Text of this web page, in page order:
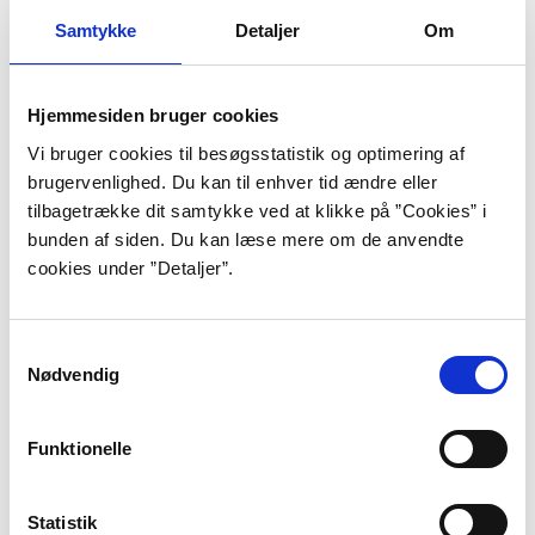
Samtykke Detaljer Om
Hjemmesiden bruger cookies
Vi bruger cookies til besøgsstatistik og optimering af
brugervenlighed. Du kan til enhver tid ændre eller
tilbagetrække dit samtykke ved at klikke på ”Cookies” i
bunden af siden. Du kan læse mere om de anvendte
cookies under ”Detaljer”.
Nødvendig
Funktionelle
Statistik
der ligger ude i skoven og alene lever
landsbyboerne gennem den mørkeste
skov. Ingen plukker noget, ingen
dræber noget vildt på vejen, ingen
samler en eneste kvist til komfuret. De
Charlotte Weitze er født i 1974 i Lyngby nord for
København, hvor hun voksede op sammen med sin far,
fortællinger var allerede til stede i hendes tidlige